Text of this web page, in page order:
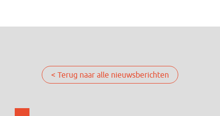
< Terug naar alle nieuwsberichten